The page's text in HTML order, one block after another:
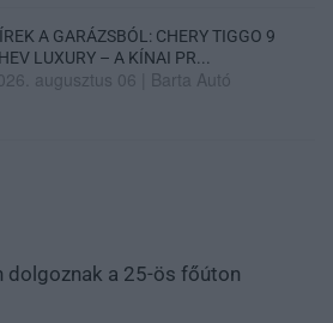
A GARÁZSBÓL: CHERY TIGGO 9
LUXURY – A KÍNAI PR...
augusztus 06 Barta Autó
dolgoznak a 25-ös főúton